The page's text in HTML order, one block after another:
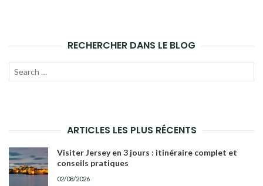
RECHERCHER DANS LE BLOG
Recherche
ARTICLES LES PLUS RÉCENTS
Visiter Jersey en 3 jours : itinéraire complet et
conseils pratiques
02/08/2026